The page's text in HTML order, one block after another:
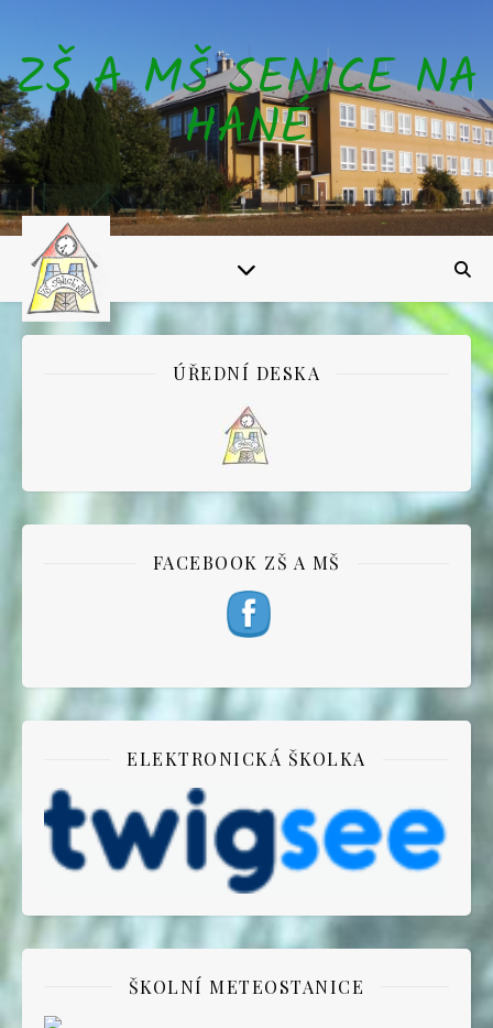
ZŠ A MŠ SENICE NA
HANÉ
ÚŘEDNÍ DESKA
FACEBOOK ZŠ A MŠ
ELEKTRONICKÁ ŠKOLKA
ŠKOLNÍ METEOSTANICE